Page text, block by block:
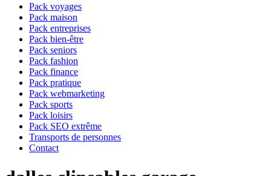
Pack voyages
Pack maison
Pack entreprises
Pack bien-être
Pack seniors
Pack fashion
Pack finance
Pack pratique
Pack webmarketing
Pack sports
Pack loisirs
Pack SEO extrême
Transports de personnes
Contact